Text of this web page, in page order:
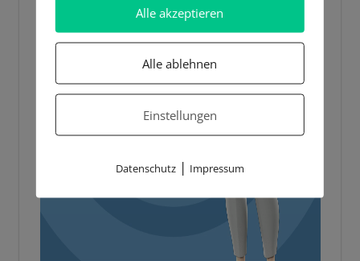
Alle akzeptieren
Alle ablehnen
Einstellungen
Datenschutz| Impressum